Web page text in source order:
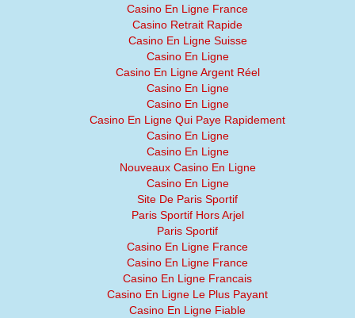
Casino En Ligne France
Casino Retrait Rapide
Casino En Ligne Suisse
Casino En Ligne
Casino En Ligne Argent Réel
Casino En Ligne
Casino En Ligne
Casino En Ligne Qui Paye Rapidement
Casino En Ligne
Casino En Ligne
Nouveaux Casino En Ligne
Casino En Ligne
Site De Paris Sportif
Paris Sportif Hors Arjel
Paris Sportif
Casino En Ligne France
Casino En Ligne France
Casino En Ligne Francais
Casino En Ligne Le Plus Payant
Casino En Ligne Fiable